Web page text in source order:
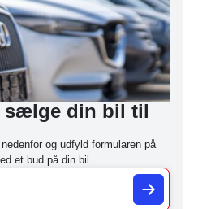
sælge din bil til
og udfyld formularen på
et bud på din bil.